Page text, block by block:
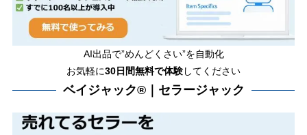
AI出品で”めんどくさい”を自動化
お気軽に30日間無料で体験してください
ベイジャック®｜セラージャック